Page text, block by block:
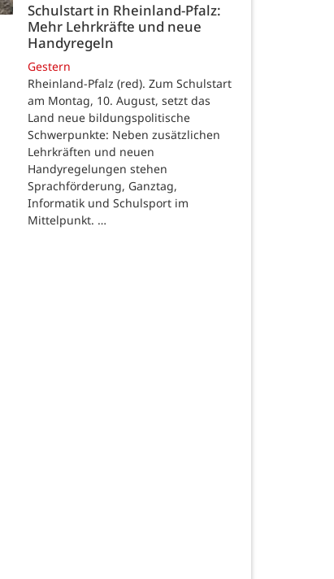
Schulstart in Rheinland-Pfalz:
Mehr Lehrkräfte und neue
Handyregeln
Gestern
Rheinland-Pfalz (red). Zum Schulstart
am Montag, 10. August, setzt das
Land neue bildungspolitische
Schwerpunkte: Neben zusätzlichen
Lehrkräften und neuen
Handyregelungen stehen
Sprachförderung, Ganztag,
Informatik und Schulsport im
Mittelpunkt. …